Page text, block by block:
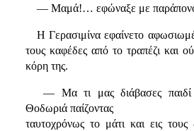
— Μαμά!… εφώναξε με
Η Γερασιμίνα εφαίνετο
τους καφέδες από το τραπέζι και
κόρη της.
— Μα τι μας διάβασες
Θοδωριά παίζοντας
ταυτοχρόνως το μάτι και εις